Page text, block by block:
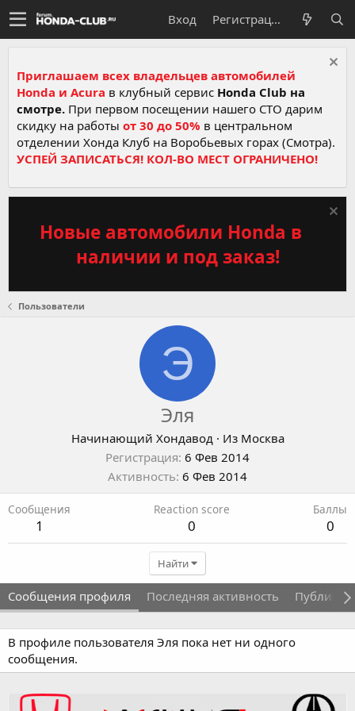
Вход Регистрация
Приглашаем всех владельцев автомобилей
Honda и Acura в клубный сервис Honda Club на
смотре. При первом посещении нашего СТО дарим
скидку на работы от 30 до 50% в центральном
отделении Хонда Клуб на Воробьевых горах (Смотра).
УСПЕЙ ЗАПИСАТЬСЯ! КОЛ-ВО МЕСТ ОГРАНИЧЕНО!
Новые автомобили Honda в
наличии и под заказ!
Пользователи
Э
Эля
Начинающий Хондавод · Из Москва
Регистрация 6 Фев 2014
Активность 6 Фев 2014
Сообщения
1
Reaction score
0
Баллы
0
Найти
Сообщения профиля Последняя активность
В профиле пользователя Эля пока нет ни одного
сообщения.